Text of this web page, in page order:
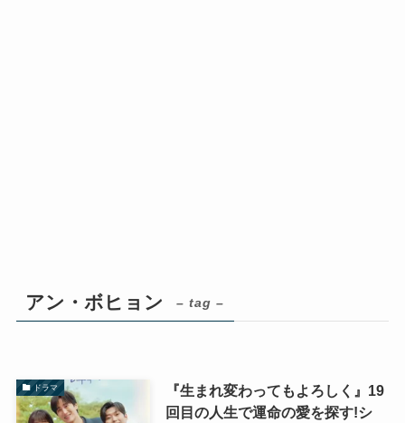
アン・ボヒョン – tag –
ドラマ
『生まれ変わってもよろしく』19
回目の人生で運命の愛を探す!シ